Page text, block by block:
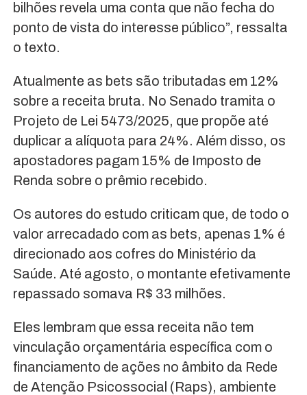
bilhões revela uma conta que não fecha do
ponto de vista do interesse público”, ressalta
o texto.
Atualmente as bets são tributadas em 12%
sobre a receita bruta. No Senado tramita o
Projeto de Lei 5473/2025, que propõe até
duplicar a alíquota para 24%. Além disso, os
apostadores pagam 15% de Imposto de
Renda sobre o prêmio recebido.
Os autores do estudo criticam que, de todo o
valor arrecadado com as bets, apenas 1% é
direcionado aos cofres do Ministério da
Saúde. Até agosto, o montante efetivamente
repassado somava R$ 33 milhões.
Eles lembram que essa receita não tem
vinculação orçamentária específica com o
financiamento de ações no âmbito da Rede
de Atenção Psicossocial (Raps), ambiente